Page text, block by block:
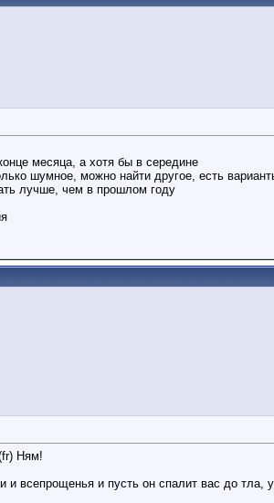
месяца, а хотя бы в середине
шумное, можно найти другое, есть
лучше, чем в прошлом году
Ням!
всепрощенья и пусть он спалит вас до тла,